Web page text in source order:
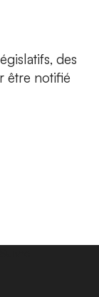
des
être notifié